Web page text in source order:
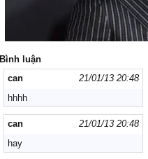
Bình luận
can
21/01/13 20:48
hhhh
can
21/01/13 20:48
hay